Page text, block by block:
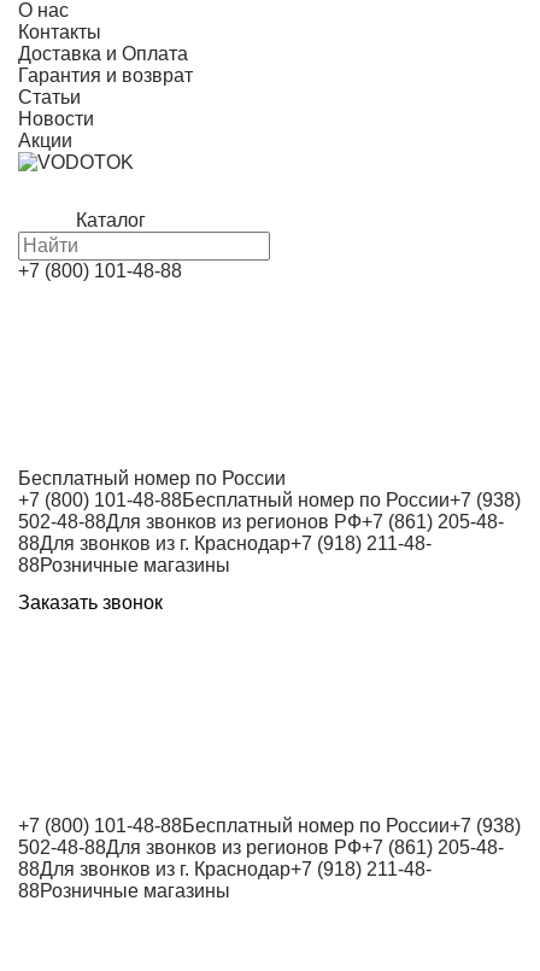
О нас
Контакты
Доставка и Оплата
Гарантия и возврат
Статьи
Новости
Акции
Каталог
+7 (800) 101-48-88
Бесплатный номер по России
+7 (800) 101-48-88Бесплатный номер по России+7 (938)
502-48-88Для звонков из регионов РФ+7 (861) 205-48-
88Для звонков из г. Краснодар+7 (918) 211-48-
88Розничные магазины
Заказать звонок
+7 (800) 101-48-88Бесплатный номер по России+7 (938)
502-48-88Для звонков из регионов РФ+7 (861) 205-48-
88Для звонков из г. Краснодар+7 (918) 211-48-
88Розничные магазины